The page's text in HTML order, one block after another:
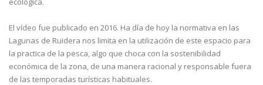
El vídeo fue publicado en 2016. Ha día de hoy la normativa en las
Lagunas de Ruidera nos limita en la utilización de este espacio para
la practica de la pesca, algo que choca con la sostenibilidad
económica de la zona, de una manera racional y responsable fuera
de las temporadas turísticas habituales.